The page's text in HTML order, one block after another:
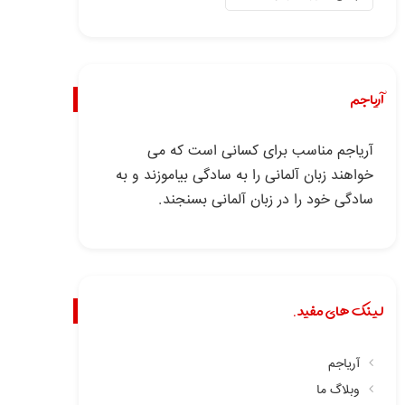
آریاجم
آریاجم مناسب برای کسانی است که می
خواهند زبان آلمانی را به سادگی بیاموزند و به
سادگی خود را در زبان آلمانی بسنجند.
لینک های مفید.
آریاجم
وبلاگ ما